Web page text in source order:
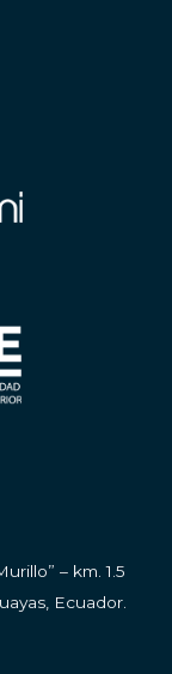
– km. 1.5
Ecuador.